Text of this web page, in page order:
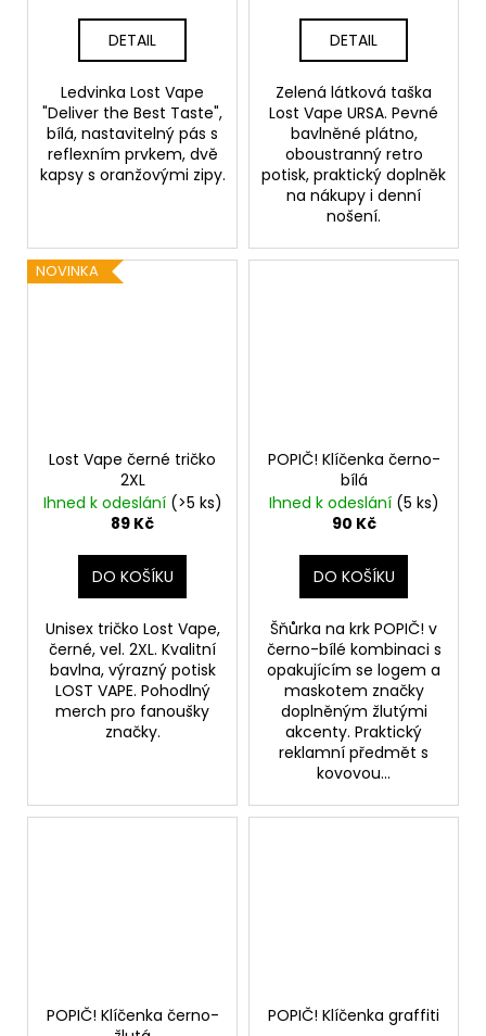
DETAIL
Ledvinka Lost Vape
"Deliver the Best Taste",
bílá, nastavitelný pás s
reflexním prvkem, dvě
kapsy s oranžovými zipy.
DETAIL
Zelená látková taška
Lost Vape URSA. Pevné
bavlněné plátno,
oboustranný retro
potisk, praktický doplněk
na nákupy i denní
nošení.
NOVINKA
Lost Vape černé tričko
2XL
Ihned k odeslání (>5 ks)
89 Kč
DO KOŠÍKU
Unisex tričko Lost Vape,
černé, vel. 2XL. Kvalitní
bavlna, výrazný potisk
LOST VAPE. Pohodlný
merch pro fanoušky
značky.
POPIČ! Klíčenka černo-
bílá
Ihned k odeslání (5 ks)
90 Kč
DO KOŠÍKU
Šňůrka na krk POPIČ! v
černo-bílé kombinaci s
opakujícím se logem a
maskotem značky
doplněným žlutými
akcenty. Praktický
reklamní předmět s
kovovou...
POPIČ! Klíčenka černo-
POPIČ! Klíčenka graffiti